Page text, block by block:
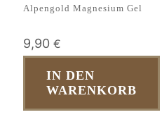
Alpengold Magnesium Gel
9,90 €
IN DEN
WARENKORB